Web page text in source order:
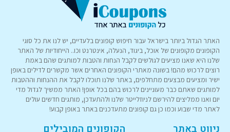
האתר הגדול ביותר בישראל עבור חיפוש קופונים בלעדיים, יש לנו את כל סוגי
הקופונים מקופונים של אוכל, ביגוד, הנעלה, אינטרנט וכו.. הייחודיות של האתר
שלנו היא שאנו מציעים לגולשים לקבל הנחות והטבות למותגים שהם באמת
רוצים לרכוש מהם! בשונה מאתרי הקופונים האחרים אשר מקשרים לדילים באופן
ישיר ומציעים מבצעים מתחלפים, באתר שלנו תוכלו לקבל את ההנחות וההטבות
למותגים שאתם כבר מעוניינים לרכוש בהם בכל אופן! האתר ממשיך לגדול מדי
יום ואנו ממליצים להירשם לניוזלייטר שלנו ולהתעדכן, מותגים חדשים עולים
לאתר מדי שבוע וכמו כן גם קופונים מתעדכנים באתר באופן קבוע!
ניווט באתר הקופונים המובילים